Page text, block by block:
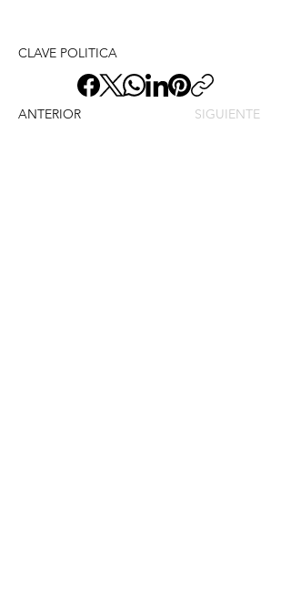
CLAVE POLITICA
ANTERIOR SIGUIENTE